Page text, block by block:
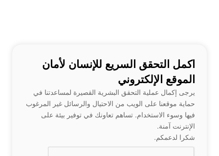
اكمل التحقق السريع للإنسان لأمان
الموقع الإلكتروني
يرجى إكمال عملية التحقق البشرية القصيرة لمساعدتنا في
حماية موقعنا على الويب من الاحتيال والرسائل غير المرغوب
فيها وسوء الاستخدام. تساهم تعاونك في توفير بيئة على
الإنترنت آمنة.
شكرا لدعمكم.